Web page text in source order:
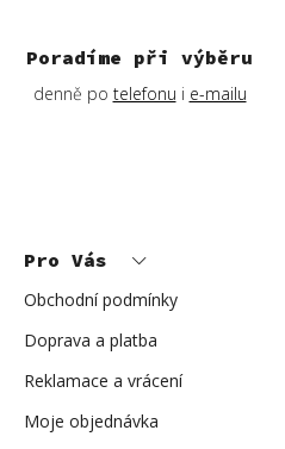
Poradíme při výběru
denně po telefonu i e-mailu
Pro Vás
Obchodní podmínky
Doprava a platba
Reklamace a vrácení
Moje objednávka